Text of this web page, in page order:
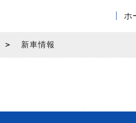
ホ
新車情報